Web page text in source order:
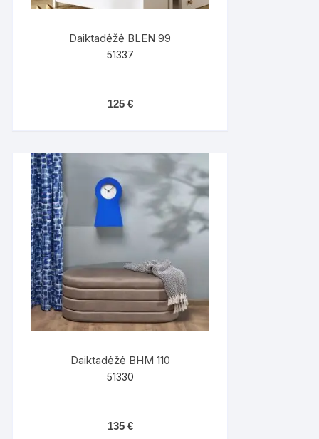
Daiktadėžė BLEN 99
51337
125 €
Daiktadėžė BHM 110
51330
135 €